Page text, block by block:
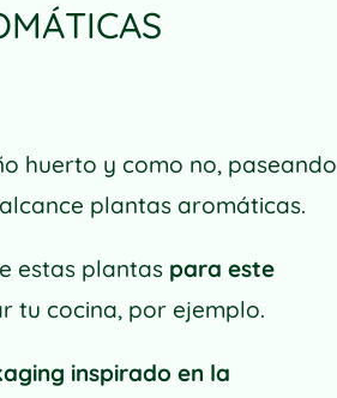
huerto y como no, paseando
plantas aromáticas.
estas plantas para este
tu cocina, por ejemplo.
inspirado en la